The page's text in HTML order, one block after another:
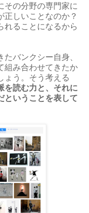
その分野の専門家に
正しいことなのか？
れることになるから
バンクシー自身、
組み合わせてきたか
ょう。そう考える
を読む力と、それに
ということを表して